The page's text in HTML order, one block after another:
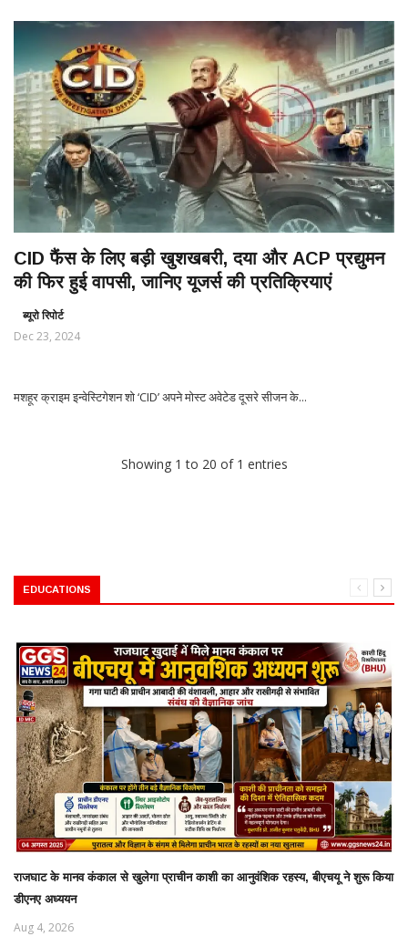
CID फैंस के लिए बड़ी खुशखबरी, दया और ACP प्रद्युमन
की फिर हुई वापसी, जानिए यूजर्स की प्रतिक्रियाएं
ब्यूरो रिपोर्ट
Dec 23, 2024
मशहूर क्राइम इन्वेस्टिगेशन शो ‘CID’ अपने मोस्ट अवेटेड दूसरे सीजन के...
Showing 1 to 20 of 1 entries
EDUCATIONS
राजघाट के मानव कंकाल से खुलेगा प्राचीन काशी का आनुवंशिक रहस्य, बीएचयू ने शुरू किया
डीएनए अध्ययन
Aug 4, 2026